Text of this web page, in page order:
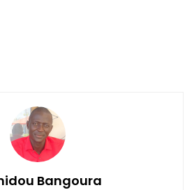
Bangoura